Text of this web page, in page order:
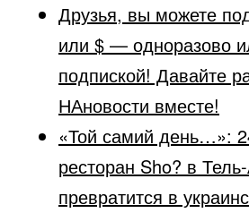
Друзья, вы можете
или $ — одноразово
подпиской! Давайте
НАновости вместе!
«Той самий день…»:
ресторан Sho? в
превратится в